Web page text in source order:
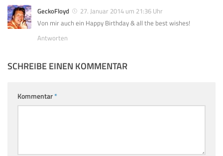
GeckoFloyd
27. Januar 2014 um 21:36 Uhr
Von mir auch ein Happy Birthday & all the best wishes!
Antworten
SCHREIBE EINEN KOMMENTAR
Kommentar*